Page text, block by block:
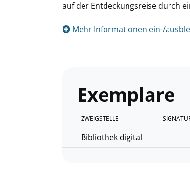
auf der Entdeckungsreise durch
Mehr Informationen ein-/
Exemplare
ZWEIGSTELLE
Bibliothek digital